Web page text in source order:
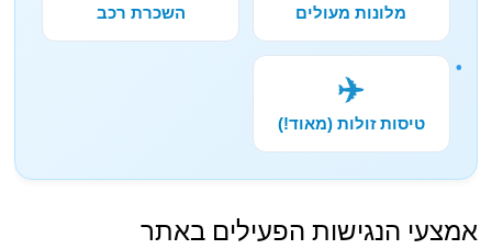
מלונות מעולים השכרת רכב
✈️
טיסות זולות (מאוד!)
אמצעי הנגישות הפעילים באתר